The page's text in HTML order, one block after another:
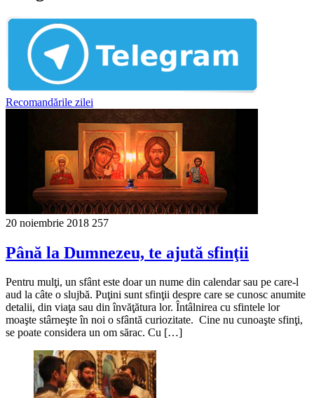
Recomandările zilei
20 noiembrie 2018 257
Până la Dumnezeu, te ajută sfinţii
Pentru mulţi, un sfânt este doar un nume din calendar sau pe care-l
aud la câte o slujbă. Puţini sunt sfinţii despre care se cunosc anumite
detalii, din viaţa sau din învăţătura lor. Întâlnirea cu sfintele lor
moaşte stârneşte în noi o sfântă curiozitate. Cine nu cunoaşte sfinţi,
se poate considera un om sărac. Cu […]